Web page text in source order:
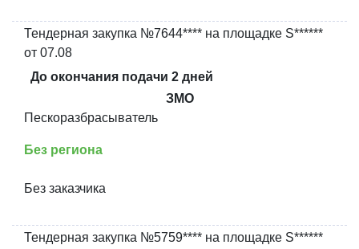
Тендерная закупка №7644**** на площадке S******
от 07.08
До окончания подачи 2 дней
ЗМО
Пескоразбрасыватель
Без региона
Без заказчика
Тендерная закупка №5759**** на площадке S******